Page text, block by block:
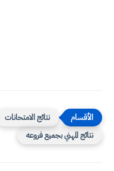
نتائج الامتحانات
نتائج المهني بجميع فروعه